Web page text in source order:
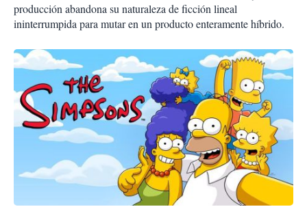
producción abandona su naturaleza de ficción lineal
ininterrumpida para mutar en un producto enteramente híbrido.